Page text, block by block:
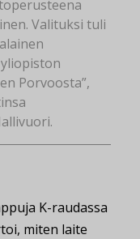
Valituksi tuli
Porvoosta”,
K-raudassa
miten laite